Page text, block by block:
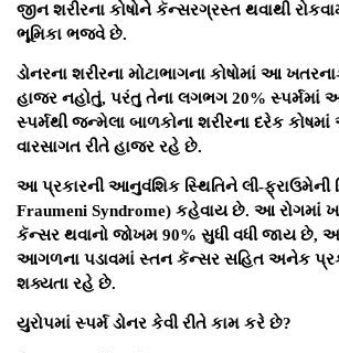
જીન શરીરના કોષોને કૅન્સરગ્રસ્ત થવાથી
ભૂમિકા ભજવે છે.
ડોનરના શરીરના મોટાભાગના કોષોમાં આ
હાજર નહોતું, પરંતુ તેના લગભગ 20%
સ્પર્મથી જન્મેલા બાળકોના શરીરના દરેક
વારસાગત રીતે હાજર રહે છે.
આ પ્રકારની આનુવંશિક સ્થિતિને લી-ફ્રાઉમેની
Fraumeni Syndrome) કહેવાય છે. આ રોગમાં
કૅન્સર થવાનો જોખમ 90% સુધી વધી જાય છે,
આગળના પડાવમાં સ્તન કૅન્સર સહિત અનેક
શક્યતા રહે છે.
યુરોપમાં સ્પર્મ ડોનર કેવી રીતે કામ કરે છે?